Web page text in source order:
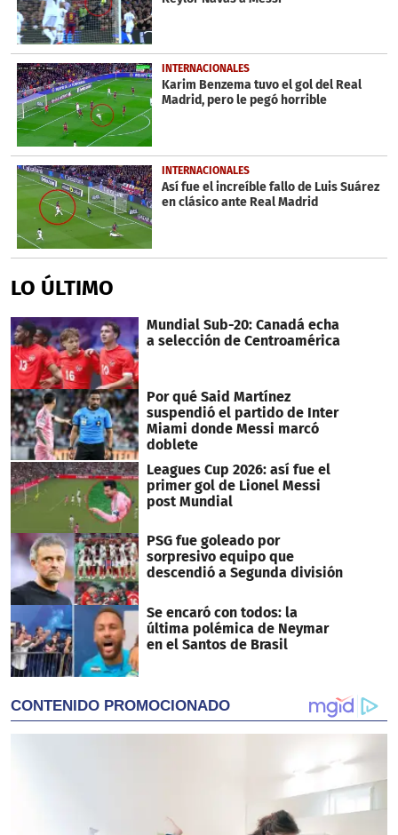
INTERNACIONALES
Karim Benzema tuvo el gol del Real
Madrid, pero le pegó horrible
INTERNACIONALES
Así fue el increíble fallo de Luis Suárez
en clásico ante Real Madrid
LO ÚLTIMO
Mundial Sub-20: Canadá echa
a selección de Centroamérica
Por qué Said Martínez
suspendió el partido de Inter
Miami donde Messi marcó
doblete
Leagues Cup 2026: así fue el
primer gol de Lionel Messi
post Mundial
PSG fue goleado por
sorpresivo equipo que
descendió a Segunda división
Se encaró con todos: la
última polémica de Neymar
en el Santos de Brasil